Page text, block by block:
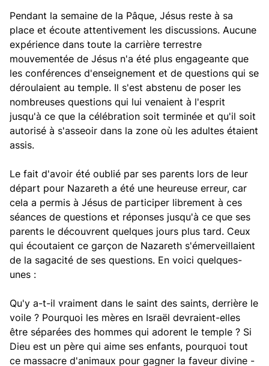
Pendant la semaine de la Pâque, Jésus reste à sa
place et écoute attentivement les discussions. Aucune
expérience dans toute la carrière terrestre
mouvementée de Jésus n'a été plus engageante que
les conférences d'enseignement et de questions qui se
déroulaient au temple. Il s'est abstenu de poser les
nombreuses questions qui lui venaient à l'esprit
jusqu'à ce que la célébration soit terminée et qu'il soit
autorisé à s'asseoir dans la zone où les adultes étaient
assis.
Le fait d'avoir été oublié par ses parents lors de leur
départ pour Nazareth a été une heureuse erreur, car
cela a permis à Jésus de participer librement à ces
séances de questions et réponses jusqu'à ce que ses
parents le découvrent quelques jours plus tard. Ceux
qui écoutaient ce garçon de Nazareth s'émerveillaient
de la sagacité de ses questions. En voici quelques-
unes :
Qu'y a-t-il vraiment dans le saint des saints, derrière le
voile ? Pourquoi les mères en Israël devraient-elles
être séparées des hommes qui adorent le temple ? Si
Dieu est un père qui aime ses enfants, pourquoi tout
ce massacre d'animaux pour gagner la faveur divine -